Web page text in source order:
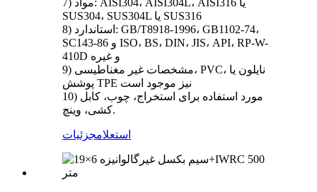
7) مواد: AISI304، AISI304L، AISI316 یا
SUS304، SUS304L یا SUS316
8) استاندارد: GB/T8918-1996، GB1102-74،
SC143-86 و ISO، BS، DIN، JIS، API، RP-W-
410D و غیره
9) مشخصات غیر مغناطیسی، PVC، نایلون یا
پوشش TPE نیز موجود است
10) مورد استفاده برای استخراج، چوب، کابل
کشی، وینچ.
استعلامجزئیات